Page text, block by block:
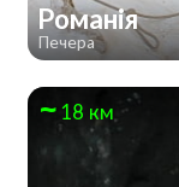
Романія
Печера
18 км